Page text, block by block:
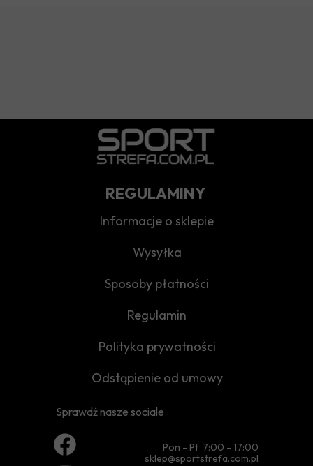
Pon - Pt 7:00 - 17:00
sklep@sportstrefa.com.pl
Sprawdź nasze sociale
REGULAMINY
Odstąpienie od umowy
Polityka prywatności
Regulamin
Sposoby płatności
Wysyłka
Informacje o sklepie